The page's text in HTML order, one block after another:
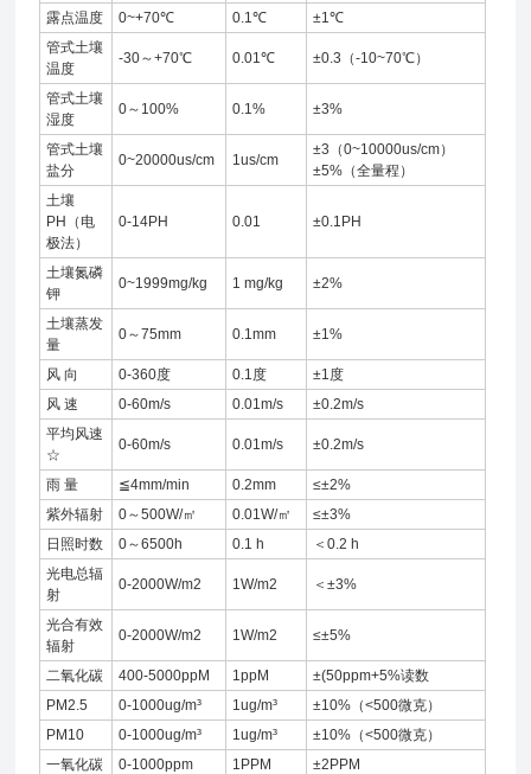
露点温度
0~+70℃ 0.1℃
±1℃
管式土壤
温度
-30～+70℃ 0.01℃ ±0.3（-10~70℃）
管式土壤
湿度
0～100% 0.1% ±3%
管式土壤
盐分
0~20000us/cm 1us/cm
±3（0~10000us/cm）
±5%（全量程）
土壤
PH（电
极法）
0-14PH 0.01 ±0.1PH
土壤氮磷
钾
0~1999mg/kg 1 mg/kg ±2%
土壤蒸发
量
0～75mm 0.1mm ±1%
风 向 0-360度 0.1度
±1度
风 速
0-60m/s 0.01m/s
±0.2m/s
平均风速
☆
0-60m/s 0.01m/s ±0.2m/s
雨 量 ≦4mm/min 0.2mm
≤±2%
紫外辐射
0～500W/㎡ 0.01W/㎡
≤±3%
日照时数
0～6500h 0.1 h
＜0.2 h
光电总辐
射
0-2000W/m2 1W/m2 ＜±3%
光合有效
辐射
0-2000W/m2 1W/m2 ≤±5%
二氧化碳 400-5000ppM 1ppM
±(50ppm+5%读数
PM2.5
0-1000ug/m³ 1ug/m³
±10%（<500微克）
PM10
0-1000ug/m³ 1ug/m³
±10%（<500微克）
一氧化碳
0-1000ppm 1PPM
±2PPM